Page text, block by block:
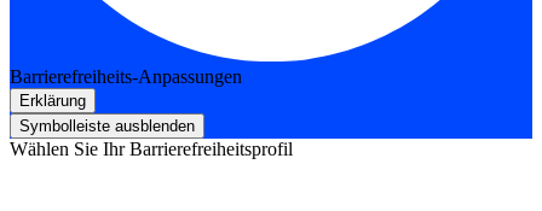
Barrierefreiheits-Anpassungen
Erklärung
Symbolleiste ausblenden
Wählen Sie Ihr Barrierefreiheitsprofil